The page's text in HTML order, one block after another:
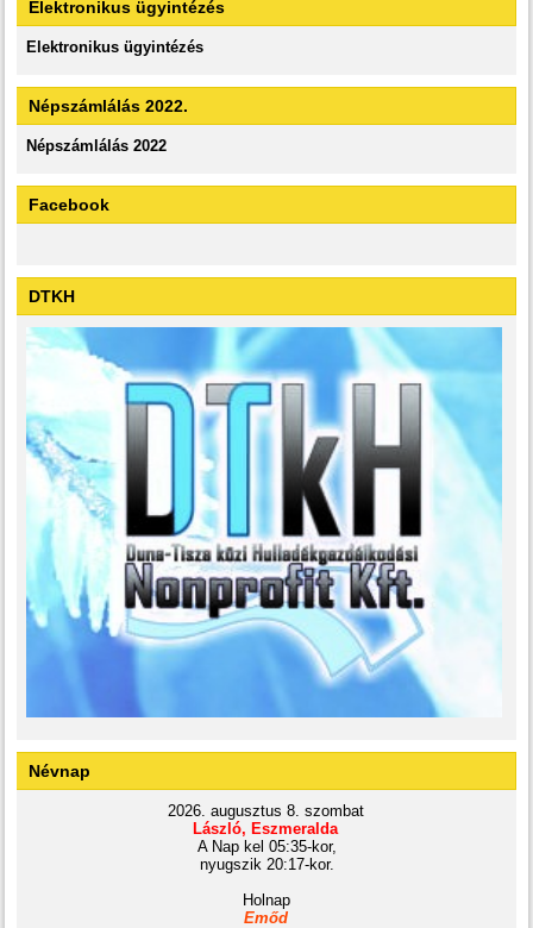
Elektronikus ügyintézés
Elektronikus ügyintézés
Népszámlálás 2022.
Népszámlálás 2022
Facebook
DTKH
Névnap
2026. augusztus 8. szombat
László, Eszmeralda
A Nap kel 05:35-kor,
nyugszik 20:17-kor.
Holnap
Emőd